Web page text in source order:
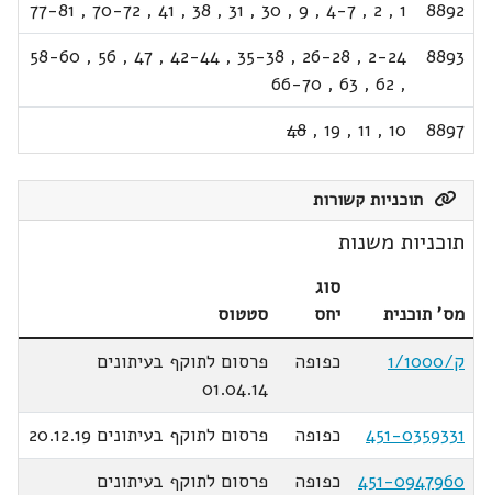
8892
1
,
2
,
4-7
,
9
,
30
,
31
,
38
,
41
,
70-72
,
77-81
8893
2-24
,
26-28
,
35-38
,
42-44
,
47
,
56
,
58-60
,
62
,
63
,
66-70
8897
10
,
11
,
19
,
48
תוכניות קשורות
תוכניות משנות
מס' תוכנית
סוג
יחס
סטטוס
ק/1/1000
כפופה
פרסום לתוקף בעיתונים
01.04.14
451-0359331
כפופה
פרסום לתוקף בעיתונים 20.12.19
451-0947960
כפופה
פרסום לתוקף בעיתונים